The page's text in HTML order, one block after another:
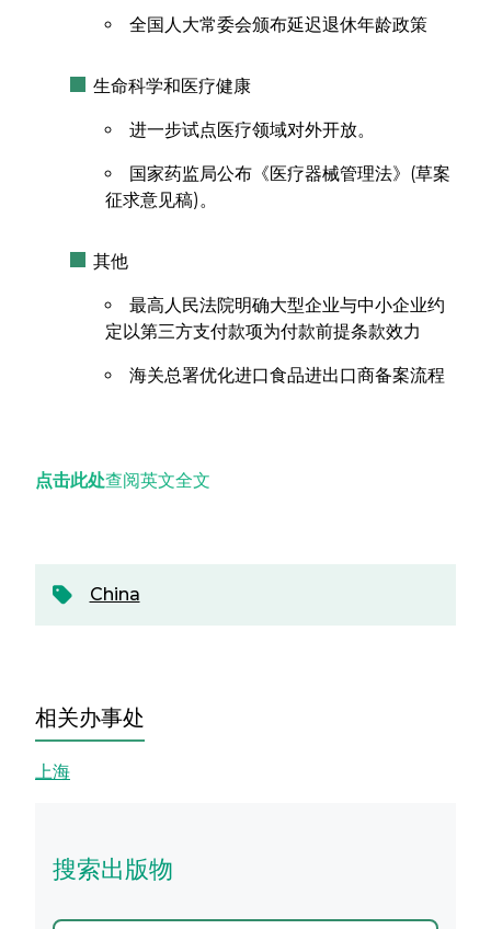
全国人大常委会颁布延迟退休年龄政策
生命科学和医疗健康
进一步试点医疗领域对外开放。
国家药监局公布《医疗器械管理法》(草案
征求意见稿)。
其他
最高人民法院明确大型企业与中小企业约
定以第三方支付款项为付款前提条款效力
海关总署优化进口食品进出口商备案流程
点击此处查阅英文全文
China
相关办事处
上海
搜索出版物